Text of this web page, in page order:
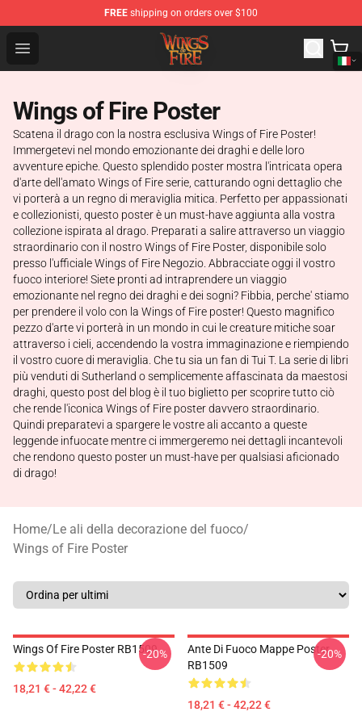
FREE shipping on orders over $100
Open menu
Wings of Fire Shop - Official Wings of Fire Merchandise
Wings of Fire Poster
Scatena il drago con la nostra esclusiva Wings of Fire Poster!
Immergetevi nel mondo emozionante dei draghi e delle loro
avventure epiche. Questo splendido poster mostra l'intricata opera
d'arte dell'amato Wings of Fire serie, catturando ogni dettaglio che
vi porterà a un regno di meraviglia mitica. Perfetto per appassionati
e collezionisti, questo poster è un must-have aggiunta alla vostra
collezione ispirata al drago. Preparati a salire attraverso un viaggio
straordinario con il nostro Wings of Fire Poster, disponibile solo
presso l'ufficiale Wings of Fire Negozio. Abbracciate oggi il vostro
fuoco interiore! Siete pronti ad intraprendere un viaggio
emozionante nel regno dei draghi e dei sogni? Fibbia, perche' stiamo
per prendere il volo con la Wings of Fire poster! Questo magnifico
pezzo d'arte vi porterà in un mondo in cui le creature mitiche soar
attraverso i cieli, accendendo la vostra immaginazione e riempiendo
il vostro cuore di meraviglia. Che tu sia un fan di Tui T. La serie di libri
più venduti di Sutherland o semplicemente affascinata da maestosi
draghi, questo post del blog è il tuo biglietto per scoprire tutto ciò
che rende l'iconica Wings of Fire poster davvero straordinario.
Quindi preparatevi a spargere le vostre ali accanto a queste
leggende infuocate mentre ci immergeremo nei dettagli incantevoli
che rendono questo poster un must-have per qualsiasi aficionado
di drago!
Home/Le ali della decorazione del fuoco/
Wings of Fire Poster
Wings Of Fire Poster RB1509
18,21 € - 42,22 €
-20%
Ante Di Fuoco Mappe Poster
RB1509
18,21 € - 42,22 €
-20%